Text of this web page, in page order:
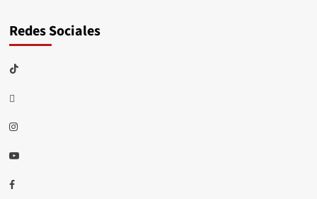
Redes Sociales
TikTok
threads
Instagram
Youtube
Facebook